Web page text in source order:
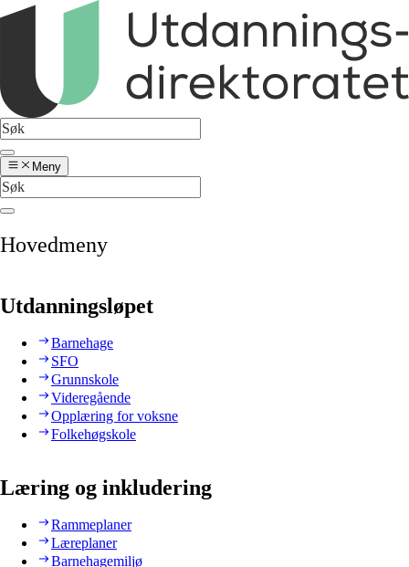
Meny
Hovedmeny
Utdanningsløpet
Barnehage
SFO
Grunnskole
Videregående
Opplæring for voksne
Folkehøgskole
Læring og inkludering
Rammeplaner
Læreplaner
Barnehagemiljø